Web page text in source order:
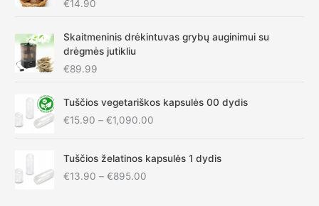
€14.90
Skaitmeninis drėkintuvas grybų auginimui su
drėgmės jutikliu
€89.99
Tuščios vegetariškos kapsulės 00 dydis
€15.90 – €1,090.00
Tuščios želatinos kapsulės 1 dydis
€13.90 – €895.00